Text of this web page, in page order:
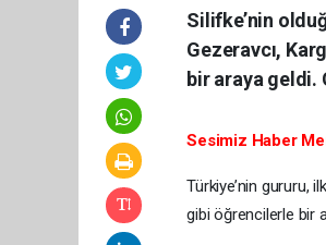
Silifke’nin
Gezeravcı,
bir araya geldi.
Sesimiz Haber
Türkiye’nin gururu,
gibi öğrencilerle bir